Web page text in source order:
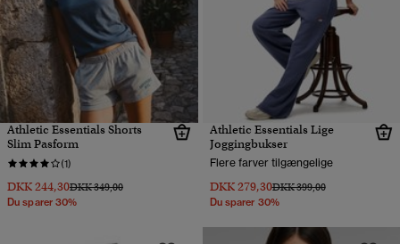
Athletic Essentials Shorts
Slim Pasform
(1)
DKK 244,30Pris nedsat fra
DKK 349,00til
Du sparer 30%
Athletic Essentials Lige
Joggingbukser
Flere farver tilgængelige
DKK 279,30Pris nedsat fra
DKK 399,00til
Du sparer 30%